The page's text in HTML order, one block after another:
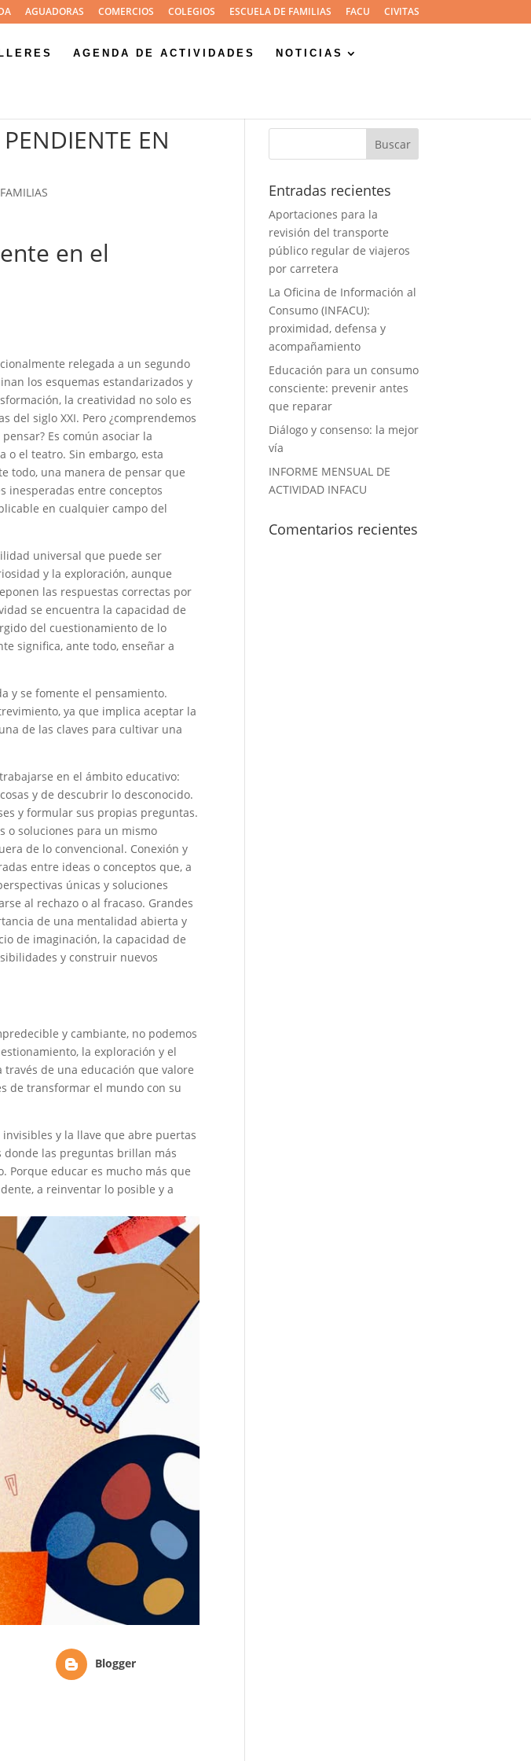
AGUADORAS COMERCIOS COLEGIOS ESCUELA DE FAMILIAS FACU CIVITAS
AGENDA DE ACTIVIDADES NOTICIAS
EN
en el
relegada a un segundo
los esquemas estandarizados y
la creatividad no solo es
del siglo XXI. Pero ¿comprendemos
Es común asociar la
o el teatro. Sin embargo, esta
todo, una manera de pensar que
inesperadas entre conceptos
en cualquier campo del
universal que puede ser
y la exploración, aunque
las respuestas correctas por
se encuentra la capacidad de
del cuestionamiento de lo
significa, ante todo, enseñar a
y se fomente el pensamiento.
ya que implica aceptar la
de las claves para cultivar una
en el ámbito educativo:
y de descubrir lo desconocido.
y formular sus propias preguntas.
o soluciones para un mismo
de lo convencional. Conexión y
entre ideas o conceptos que, a
únicas y soluciones
al rechazo o al fracaso. Grandes
de una mentalidad abierta y
de imaginación, la capacidad de
y construir nuevos
y cambiante, no podemos
la exploración y el
de una educación que valore
de transformar el mundo con su
y la llave que abre puertas
donde las preguntas brillan más
Porque educar es mucho más que
a reinventar lo posible y a
Blogger
Entradas recientes
Aportaciones para la
revisión del transporte
público regular de viajeros
por carretera
La Oficina de Información al
Consumo (INFACU):
proximidad, defensa y
acompañamiento
Educación para un consumo
consciente: prevenir antes
que reparar
Diálogo y consenso: la mejor
vía
INFORME MENSUAL DE
ACTIVIDAD INFACU
Comentarios recientes